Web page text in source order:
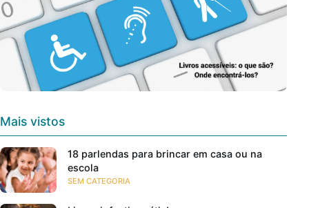
Mais vistos
18 parlendas para brincar em casa ou na
escola
SEM CATEGORIA